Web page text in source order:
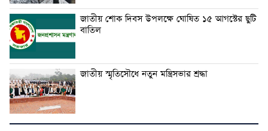
জাতীয় শোক দিবস উপলক্ষে ঘোষিত ১৫ আগস্টের ছুটি
বাতিল
জাতীয় স্মৃতিসৌধে নতুন মন্ত্রিসভার শ্রদ্ধা